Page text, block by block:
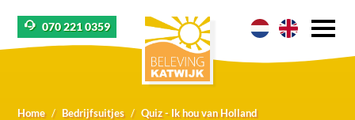
070 221 0359
Home Bedrijfsuitjes Quiz - Ik hou van Holland